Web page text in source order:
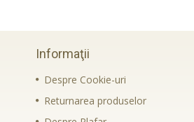
Informaţii
Despre Cookie-uri
Returnarea produselor